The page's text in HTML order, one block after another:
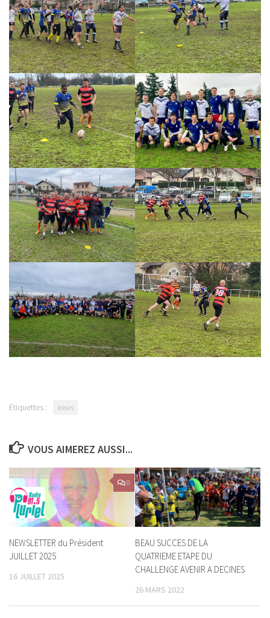
Étiquettes : loisirs
VOUS AIMEREZ AUSSI...
0
NEWSLETTER du Président
JUILLET 2025
16 JUILLET 2025
BEAU SUCCES DE LA
QUATRIEME ETAPE DU
CHALLENGE AVENIR A DECINES
26 MARS 2022